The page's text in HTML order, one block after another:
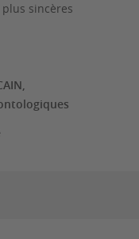
sincères